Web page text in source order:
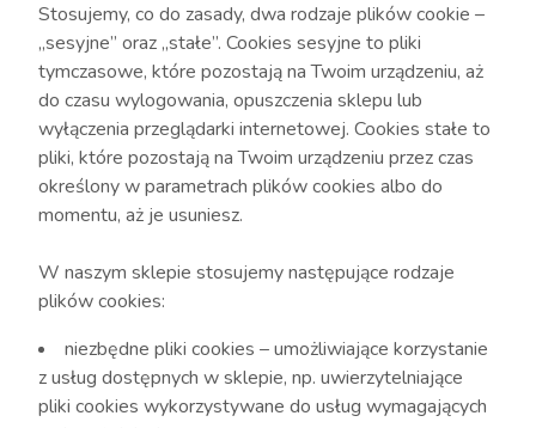
Stosujemy, co do zasady, dwa rodzaje plików cookie –
„sesyjne” oraz „stałe”. Cookies sesyjne to pliki
tymczasowe, które pozostają na Twoim urządzeniu, aż
do czasu wylogowania, opuszczenia sklepu lub
wyłączenia przeglądarki internetowej. Cookies stałe to
pliki, które pozostają na Twoim urządzeniu przez czas
określony w parametrach plików cookies albo do
momentu, aż je usuniesz.
W naszym sklepie stosujemy następujące rodzaje
plików cookies:
niezbędne pliki cookies – umożliwiające korzystanie
z usług dostępnych w sklepie, np. uwierzytelniające
pliki cookies wykorzystywane do usług wymagających